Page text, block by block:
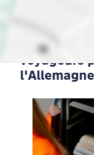
Conseils aux
voyageurs
l'Allemagne